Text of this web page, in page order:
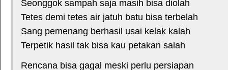
Seonggok sampah saja masih bisa diolah
Tetes demi tetes air jatuh batu bisa terbelah
Sang pemenang berhasil usai kelak kalah
Terpetik hasil tak bisa kau petakan salah
Rencana bisa gagal meski perlu persiapan